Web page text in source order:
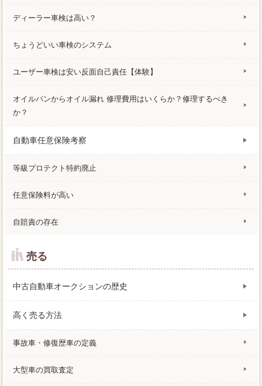
ディーラー車検は高い？
ちょうどいい車検のシステム
ユーザー車検は安い反面自己責任【体験】
オイルパンからオイル漏れ 修理費用はいくらか？修理するべき
か？
自動車任意保険考察
等級プロテクト特約廃止
任意保険料が高い
自賠責の存在
売る
中古自動車オークションの歴史
高く売る方法
事故車・修復歴車の定義
大型車の買取査定